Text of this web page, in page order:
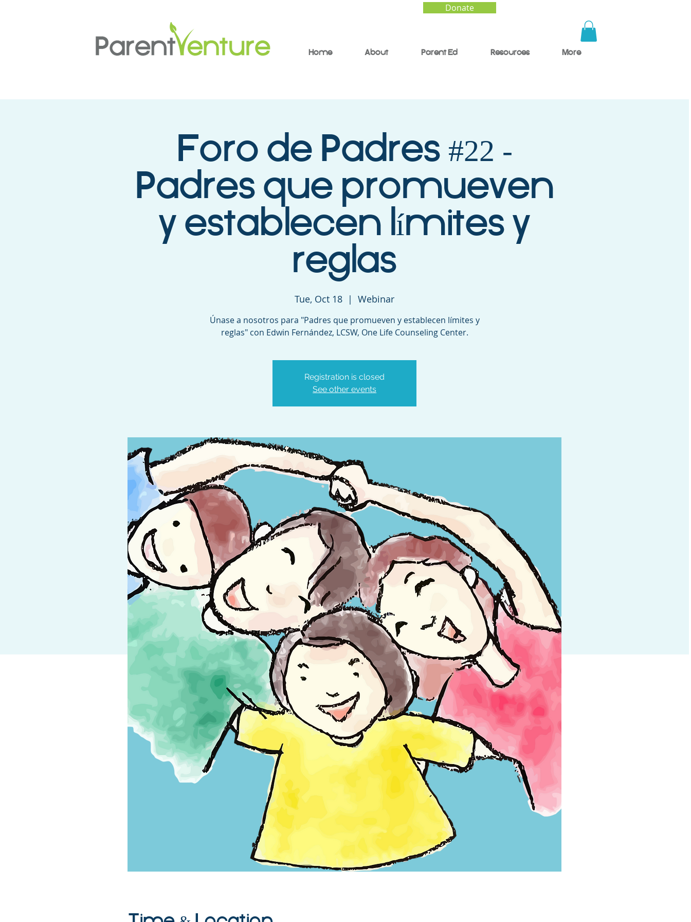
Donate
Home About Parent Ed Resources More
Foro de Padres #22 -
Padres que promueven
y establecen límites y
reglas
Tue, Oct 18
  |
Webinar
Únase a nosotros para "Padres que promueven y establecen límites y
reglas" con Edwin Fernández, LCSW, One Life Counseling Center.
Registration is closed
See other events